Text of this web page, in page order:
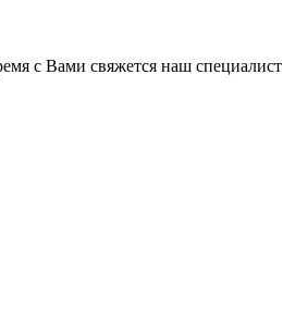
с Вами свяжется наш специалист